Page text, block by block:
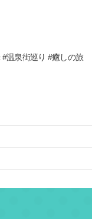
温泉街巡り #癒しの旅